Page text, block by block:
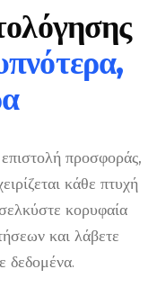
προσφοράς,
κάθε πτυχή
κορυφαία
και λάβετε
δεδομένα.